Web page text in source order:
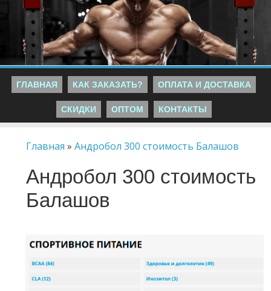
ГЛАВНАЯ КАК ЗАКАЗАТЬ? ОПЛАТА И ДОСТАВКА
СКИДКИ ОПТОМ КОНТАКТЫ
Главная »Андробол 300 стоимость Балашов
Андробол 300 стоимость
Балашов